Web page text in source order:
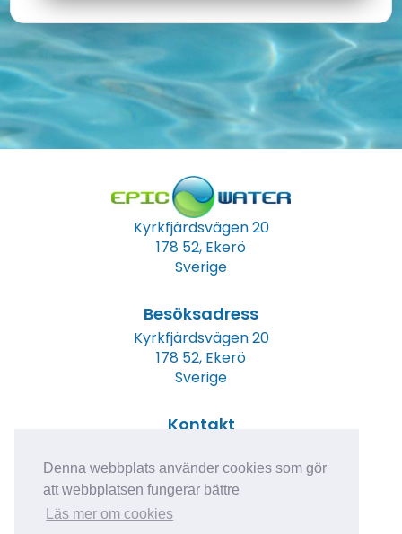
Denna webbplats använder cookies som gör
att webbplatsen fungerar bättre
Läs mer om cookies
Kyrkfjärdsvägen 20
178 52, Ekerö
Sverige
Besöksadress
Kyrkfjärdsvägen 20
178 52, Ekerö
Sverige
Kontakt
E-post:info@epicwater.se